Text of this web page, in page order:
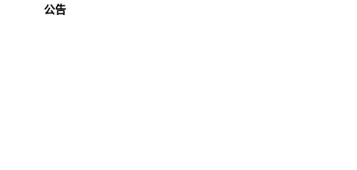
公告